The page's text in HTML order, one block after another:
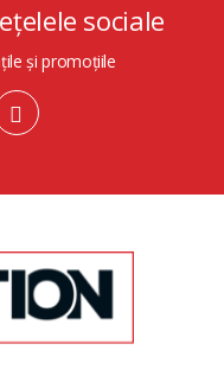
sociale
și promoțiile